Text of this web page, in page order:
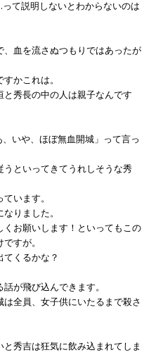
て説明しないとわからないのは
血を流さぬつもりではあったが
かこれは。
秀長の中の人は親子なんです
いや、ほぼ無血開城」って言っ
といってきてうれしそうな秀
います。
りました。
お願いします！といってもこの
すが。
くるかな？
が飛び込んできます。
全員、女子供にいたるまで殺さ
秀吉は狂気に飲み込まれてしま